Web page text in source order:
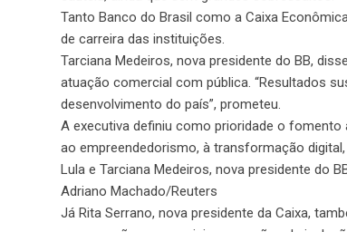
Tanto Banco do Brasil como a Caixa
de carreira das instituições.
Tarciana Medeiros, nova presidente do BB,
atuação comercial com pública. “Resultados
desenvolvimento do país”, prometeu.
A executiva definiu como prioridade o
ao empreendedorismo, à transformação
Lula e Tarciana Medeiros, nova presidente do
Adriano Machado/Reuters
Já Rita Serrano, nova presidente da Caixa,